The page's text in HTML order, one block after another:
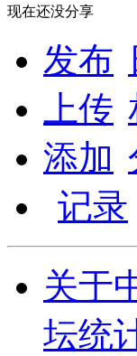
现在还没分享
发布
上传
添加
记录
关于
坛统